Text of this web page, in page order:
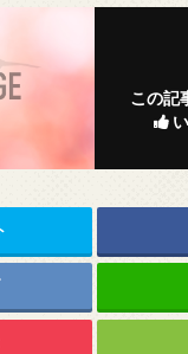
この記